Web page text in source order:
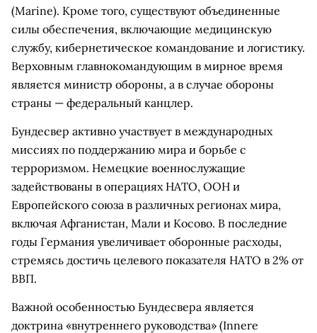
(Marine). Кроме того, существуют объединенные
силы обеспечения, включающие медицинскую
службу, кибернетическое командование и логистику.
Верховным главнокомандующим в мирное время
является министр обороны, а в случае обороны
страны — федеральный канцлер.
Бундесвер активно участвует в международных
миссиях по поддержанию мира и борьбе с
терроризмом. Немецкие военнослужащие
задействованы в операциях НАТО, ООН и
Европейского союза в различных регионах мира,
включая Афганистан, Мали и Косово. В последние
годы Германия увеличивает оборонные расходы,
стремясь достичь целевого показателя НАТО в 2% от
ВВП.
Важной особенностью Бундесвера является
доктрина «внутреннего руководства» (Innere